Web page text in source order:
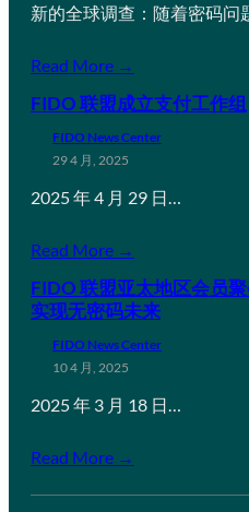
新的全球调查：随着密码问
Read More →
FIDO 联盟成立支付工作组
FIDO News Center
29 4 月, 2025
2025 年 4 月 29 日…
Read More →
FIDO 联盟亚太地区会员
实现无密码未来
FIDO News Center
10 4 月, 2025
2025 年 3 月 18 日…
Read More →